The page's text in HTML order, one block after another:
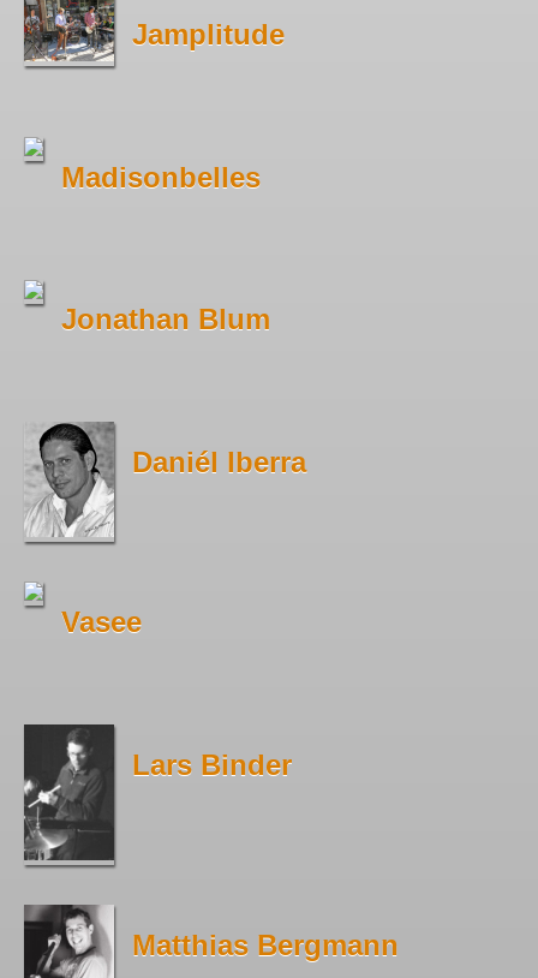
Jamplitude
Madisonbelles
Jonathan Blum
Daniél Iberra
Vasee
Lars Binder
Matthias Bergmann